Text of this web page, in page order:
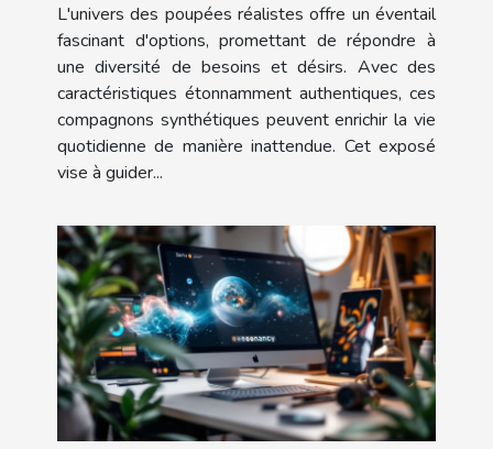
L'univers des poupées réalistes offre un éventail
fascinant d'options, promettant de répondre à
une diversité de besoins et désirs. Avec des
caractéristiques étonnamment authentiques, ces
compagnons synthétiques peuvent enrichir la vie
quotidienne de manière inattendue. Cet exposé
vise à guider...